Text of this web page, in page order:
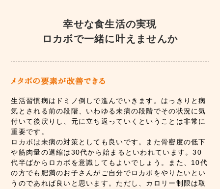
幸せな食生活の実現
ロカボで一緒に叶えませんか
生活習慣病はドミノ倒しで進んでいきます。はっきりと病
気とされる前の段階、いわゆる未病の段階でその状況に気
付いて後戻りし、元に立ち返っていくということは非常に
重要です。
ロカボは未病の対策としても良いです。また骨密度の低下
や筋肉量の退縮は30代から始まるといわれています。30
代半ばからロカボを意識してもよいでしょう。また、10代
の方でも肥満のお子さんがご自分でロカボをやりたいとい
うのであれば良いと思います。ただし、カロリー制限は取